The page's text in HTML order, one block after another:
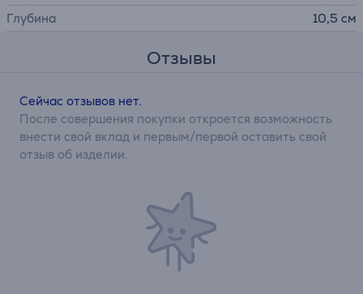
Глубина
10,5 см
Отзывы
Сейчас отзывов нет.
После совершения покупки откроется возможность
внести свой вклад и первым/первой оставить свой
отзыв об изделии.